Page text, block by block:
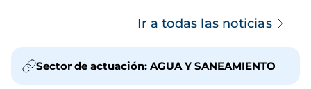
Ir a todas las noticias
Sector de actuación: AGUA Y SANEAMIENTO